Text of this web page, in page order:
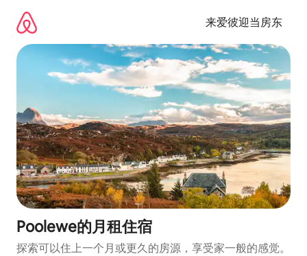
来爱彼迎当房东
Poolewe的月租住宿
探索可以住上一个月或更久的房源，享受家一般的感觉。